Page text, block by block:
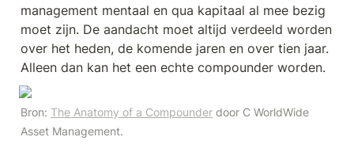
management mentaal en qua kapitaal al mee bezig
moet zijn. De aandacht moet altijd verdeeld worden
over het heden, de komende jaren en over tien jaar.
Alleen dan kan het een echte compounder worden.
Bron: The Anatomy of a Compounder door C WorldWide
Asset Management.